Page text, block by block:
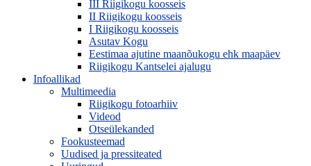
III Riigikogu koosseis
II Riigikogu koosseis
I Riigikogu koosseis
Asutav Kogu
Eestimaa ajutine maanõukogu ehk maapäev
Riigikogu Kantselei ajalugu
Infoallikad
Multimeedia
Riigikogu fotoarhiiv
Videod
Otseülekanded
Fookusteemad
Uudised ja pressiteated